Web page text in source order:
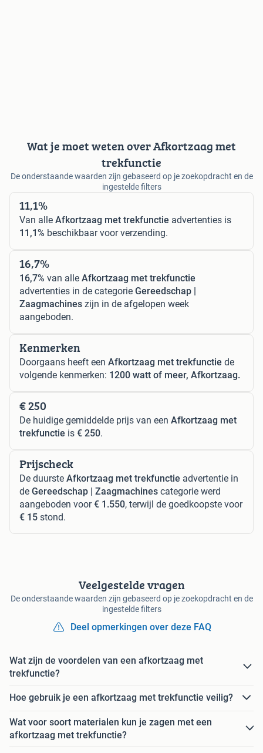
Wat je moet weten over Afkortzaag met
trekfunctie
De onderstaande waarden zijn gebaseerd op je zoekopdracht en de
ingestelde filters
11,1%
Van alle Afkortzaag met trekfunctie advertenties is
11,1% beschikbaar voor verzending.
16,7%
16,7% van alle Afkortzaag met trekfunctie
advertenties in de categorie Gereedschap |
Zaagmachines zijn in de afgelopen week
aangeboden.
Kenmerken
Doorgaans heeft een Afkortzaag met trekfunctie de
volgende kenmerken: 1200 watt of meer, Afkortzaag.
€ 250
De huidige gemiddelde prijs van een Afkortzaag met
trekfunctie is € 250.
Prijscheck
De duurste Afkortzaag met trekfunctie advertentie in
de Gereedschap | Zaagmachines categorie werd
aangeboden voor€ 1.550, terwijl de goedkoopste voor
€ 15 stond.
Veelgestelde vragen
De onderstaande waarden zijn gebaseerd op je zoekopdracht en de
ingestelde filters
Deel opmerkingen over deze FAQ
Wat zijn de voordelen van een afkortzaag met
trekfunctie?
Hoe gebruik je een afkortzaag met trekfunctie veilig?
Wat voor soort materialen kun je zagen met een
afkortzaag met trekfunctie?